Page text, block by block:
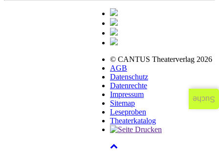
© CANTUS Theaterverlag 2026
AGB
Datenschutz
Datenrechte
Impressum
Sitemap
Leseproben
Theaterkatalog
Suche